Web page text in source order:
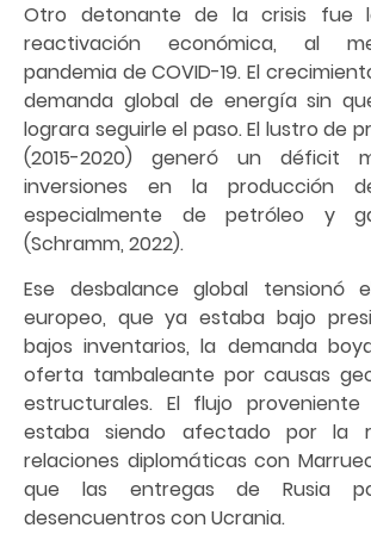
Otro detonante de la crisis fue
reactivación económica, al
pandemia de COVID-19. El
demanda global de energía sin
lograra seguirle el paso. El lustro de
(2015-2020) generó un déficit
inversiones en la producción
especialmente de petróleo y
(Schramm, 2022).
Ese desbalance global tensionó
europeo, que ya estaba bajo
bajos inventarios, la demanda
oferta tambaleante por causas
estructurales. El flujo
estaba siendo afectado por la
relaciones diplomáticas con
que las entregas de Rusia
desencuentros con Ucrania.